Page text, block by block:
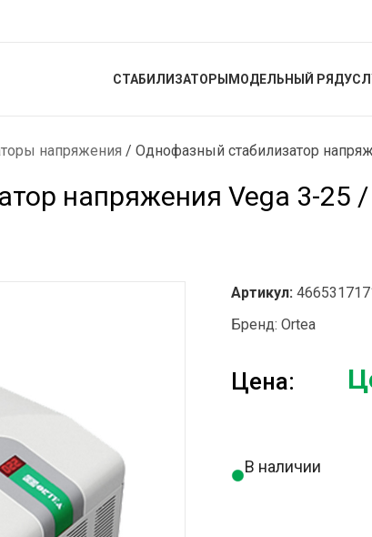
СТАБИЛИЗАТОРЫ МОДЕЛЬНЫЙ РЯД
напряжения / Однофазный стабилизатор
напряжения Vega 3-25
Артикул:
Бренд: Ortea
Цена:
В наличии